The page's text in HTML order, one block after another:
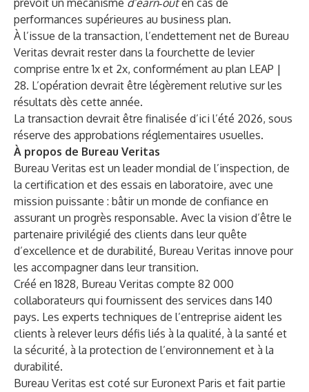
prévoit un mécanisme d’earn‑outen cas de
performances supérieures au business plan.
À l’issue de la transaction, l’endettement net de Bureau
Veritas devrait rester dans la fourchette de levier
comprise entre 1x et 2x, conformément au plan LEAP |
28. L’opération devrait être légèrement relutive sur les
résultats dès cette année.
La transaction devrait être finalisée d’ici l’été 2026, sous
réserve des approbations réglementaires usuelles.
À propos de Bureau Veritas
Bureau Veritas est un leader mondial de l’inspection, de
la certification et des essais en laboratoire, avec une
mission puissante : bâtir un monde de confiance en
assurant un progrès responsable. Avec la vision d’être le
partenaire privilégié des clients dans leur quête
d’excellence et de durabilité, Bureau Veritas innove pour
les accompagner dans leur transition.
Créé en 1828, Bureau Veritas compte 82 000
collaborateurs qui fournissent des services dans 140
pays. Les experts techniques de l’entreprise aident les
clients à relever leurs défis liés à la qualité, à la santé et
la sécurité, à la protection de l’environnement et à la
durabilité.
Bureau Veritas est coté sur Euronext Paris et fait partie